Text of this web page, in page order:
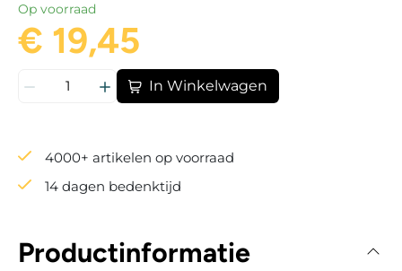
Op voorraad
€ 19,45
In Winkelwagen
4000+ artikelen op voorraad
14 dagen bedenktijd
Productinformatie